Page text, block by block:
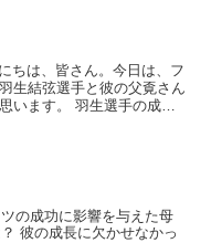
ちは、皆さん。今日は、フ
生結弦選手と彼の父覔さん
います。 羽生選手の成功
ツの成功に影響を与えた母
彼の成長に欠かせなかっ